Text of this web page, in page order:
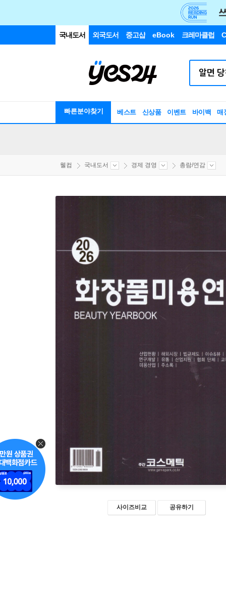
국내도서 외국도서 중고샵 eBook 크레마클럽
빠른분야찾기 베스트 신상품 이벤트 바이백 매
웰컴 국내도서 경제 경영 총람/연감
사이즈비교 공유하기